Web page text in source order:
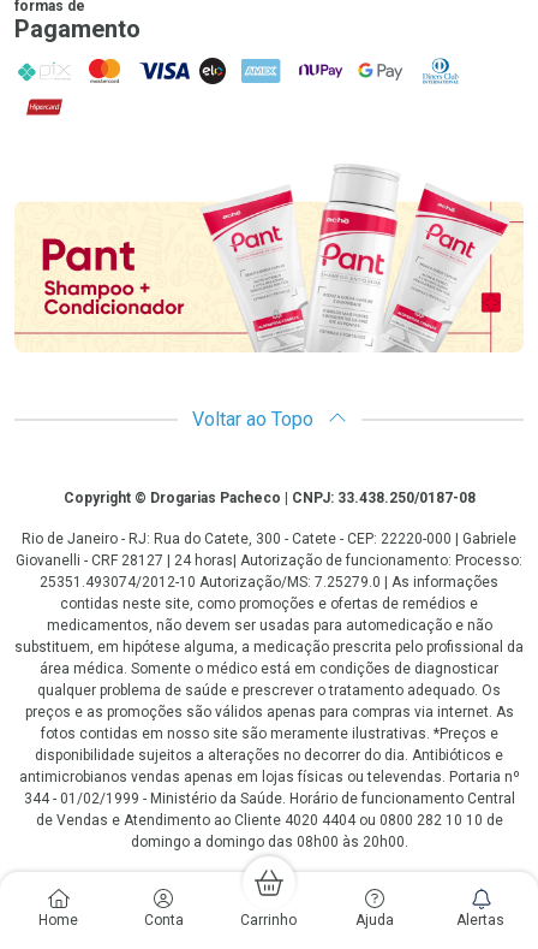
Home Conta Carrinho Ajuda Alertas
formas de
Pagamento
PIX MasterCard
VISA ELO AMEX NuPay Google PayDiners Club
Hipercard
Voltar ao Topo
CopyrightCopyright © Drogarias Pacheco | CNPJ: 33.438.250/0187-08
Rio de Janeiro - RJ: Rua do Catete, 300 - Catete - CEP: 22220-000 | Gabriele
Giovanelli - CRF 28127 | 24 horas| Autorização de funcionamento: Processo:
25351.493074/2012-10 Autorização/MS: 7.25279.0 | As informações
contidas neste site, como promoções e ofertas de remédios e
medicamentos, não devem ser usadas para automedicação e não
substituem, em hipótese alguma, a medicação prescrita pelo profissional da
área médica. Somente o médico está em condições de diagnosticar
qualquer problema de saúde e prescrever o tratamento adequado. Os
preços e as promoções são válidos apenas para compras via internet. As
fotos contidas em nosso site são meramente ilustrativas. *Preços e
disponibilidade sujeitos a alterações no decorrer do dia. Antibióticos e
antimicrobianos vendas apenas em lojas físicas ou televendas. Portaria nº
344 - 01/02/1999 - Ministério da Saúde. Horário de funcionamento Central
de Vendas e Atendimento ao Cliente 4020 4404 ou 0800 282 10 10 de
domingo a domingo das 08h00 às 20h00.
LGPD Aceite os Cookies